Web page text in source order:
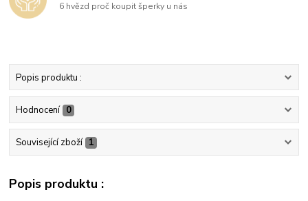
6 hvězd proč koupit šperky u nás
Popis produktu :
Hodnocení 0
Související zboží 1
Popis produktu :